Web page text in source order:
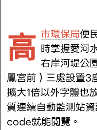
高 市環保局便
時掌握愛河
右岸河堤公
鳳宮前）三處設置3
擴大1倍以外字體也
質連續自動監測站
code就能閱覽。